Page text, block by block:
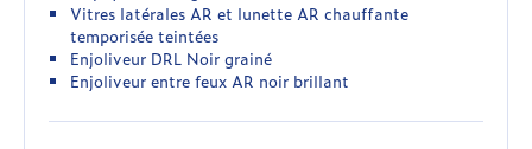
Vitres latérales AR et lunette AR chauffante
temporisée teintées
Enjoliveur DRL Noir grainé
Enjoliveur entre feux AR noir brillant